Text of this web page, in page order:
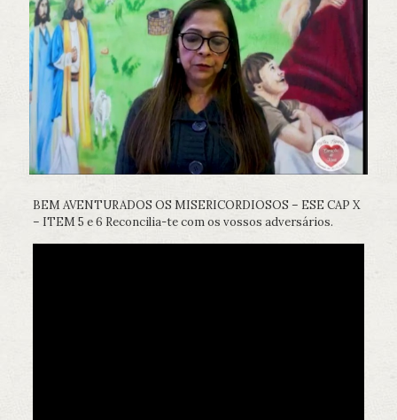
BEM AVENTURADOS OS MISERICORDIOSOS – ESE CAP X
– ITEM 5 e 6 Reconcilia-te com os vossos adversários.